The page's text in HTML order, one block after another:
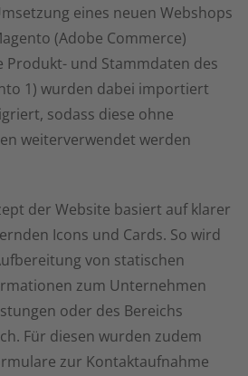
eines neuen Webshops
(Adobe Commerce)
Produkt- und Stammdaten des
1) wurden dabei importiert
sodass diese ohne
weiterverwendet werden
der Website basiert auf klarer
Icons und Cards. So wird
von statischen
zum Unternehmen
oder des Bereichs
Für diesen wurden zudem
zur Kontaktaufnahme